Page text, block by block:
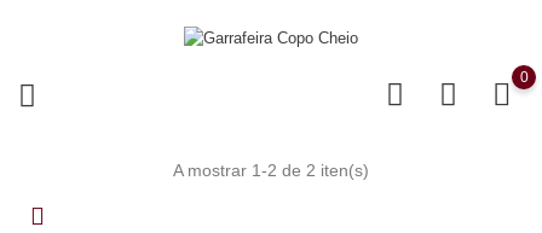
0
A mostrar 1-2 de 2 iten(s)